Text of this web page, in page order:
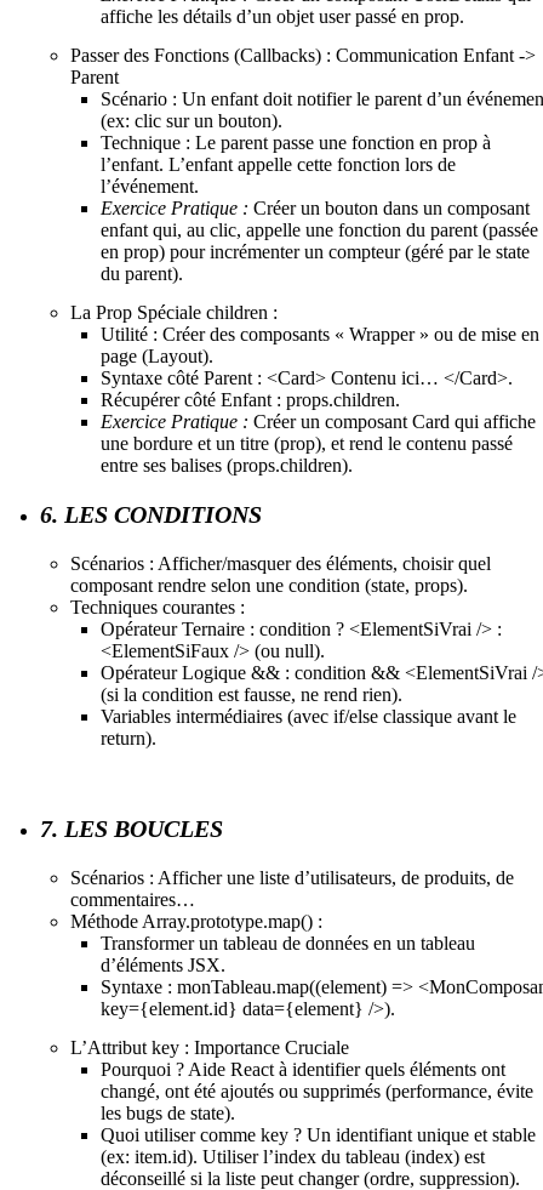
affiche les détails d’un objet user passé en prop.
Passer des Fonctions (Callbacks) : Communication Enfant ->
Parent
Scénario : Un enfant doit notifier le parent d’un
(ex: clic sur un bouton).
Technique : Le parent passe une fonction en prop à
l’enfant. L’enfant appelle cette fonction lors de
l’événement.
Exercice Pratique : Créer un bouton dans un composant
enfant qui, au clic, appelle une fonction du parent (passée
en prop) pour incrémenter un compteur (géré par le state
du parent).
La Prop Spéciale children :
Utilité : Créer des composants « Wrapper » ou de mise en
page (Layout).
Syntaxe côté Parent : <Card> Contenu ici… </Card>.
Récupérer côté Enfant : props.children.
Exercice Pratique : Créer un composant Card qui affiche
une bordure et un titre (prop), et rend le contenu passé
entre ses balises (props.children).
6. LES CONDITIONS
Scénarios : Afficher/masquer des éléments, choisir quel
composant rendre selon une condition (state, props).
Techniques courantes :
Opérateur Ternaire : condition ? <ElementSiVrai /> :
<ElementSiFaux /> (ou null).
Opérateur Logique && : condition && <ElementSiVrai /
(si la condition est fausse, ne rend rien).
Variables intermédiaires (avec if/else classique avant le
return).
7. LES BOUCLES
Scénarios : Afficher une liste d’utilisateurs, de produits, de
commentaires…
Méthode Array.prototype.map() :
Transformer un tableau de données en un tableau
d’éléments JSX.
Syntaxe : monTableau.map((element) =>
key={element.id} data={element} />).
L’Attribut key : Importance Cruciale
Pourquoi ? Aide React à identifier quels éléments ont
changé, ont été ajoutés ou supprimés (performance, évite
les bugs de state).
Quoi utiliser comme key ? Un identifiant unique et stable
(ex: item.id). Utiliser l’index du tableau (index) est
déconseillé si la liste peut changer (ordre, suppression).